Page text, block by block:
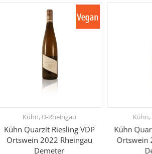
Kühn, D-Rheingau
Kühn Quarzit Riesling VDP
Ortswein 2022 Rheingau
Demeter
Kühn,
Kühn
Ortswein